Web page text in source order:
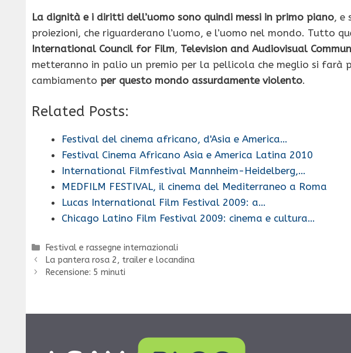
La dignità e i diritti dell’uomo sono quindi messi in primo piano, e
proiezioni, che riguarderano l’uomo, e l’uomo nel mondo. Tutto
International Council for Film, Television and Audiovisual
metteranno in palio un premio per la pellicola che meglio si farà
cambiamento per questo mondo assurdamente violento.
Related Posts:
Festival del cinema africano, d'Asia e America…
Festival Cinema Africano Asia e America Latina 2010
International Filmfestival Mannheim-Heidelberg,…
MEDFILM FESTIVAL, il cinema del Mediterraneo a Roma
Lucas International Film Festival 2009: a…
Chicago Latino Film Festival 2009: cinema e cultura…
Categorie
Festival e rassegne internazionali
La pantera rosa 2, trailer e locandina
Recensione: 5 minuti